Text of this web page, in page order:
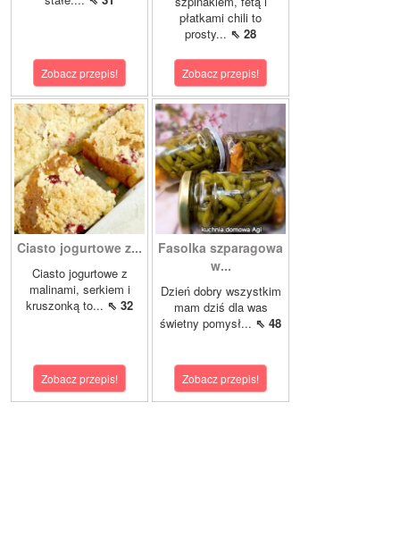
Zobacz przepis!
płatkami chili to
prosty... ⇖ 28
Zobacz przepis!
Ciasto jogurtowe z...
Ciasto jogurtowe z
malinami, serkiem i
kruszonką to... ⇖ 32
Zobacz przepis!
Fasolka szparagowa
w...
Dzień dobry wszystkim
mam dziś dla was
świetny pomysł... ⇖ 48
Zobacz przepis!